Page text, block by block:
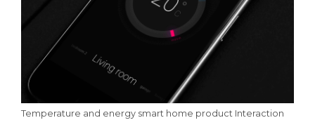
Temperature and energy smart home product Interaction